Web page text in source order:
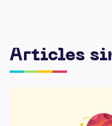
Articles